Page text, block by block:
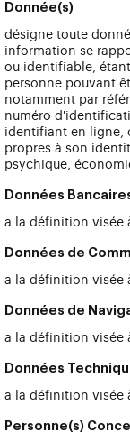
Donnée(s)
désigne toute
information se
ou identifiable,
personne pouvant
notamment par
numéro
identifiant en ligne,
propres à son
psychique,
Données
a la définition visée
Données de
a la définition visée
Données de
a la définition visée
Données
a la définition visée
Personne(s)